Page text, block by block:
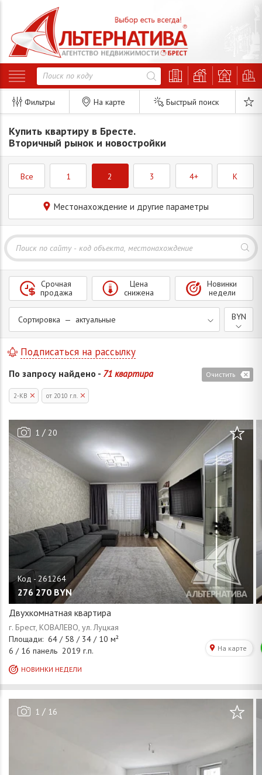
Фильтры На карте Быстрый поиск
Купить квартиру в Бресте.
Вторичный рынок и новостройки
Все 1 2 3 4+ K
Местонахождение и другие параметры
Сортировка — актуальные
Срочная
продажа
Цена
снижена
Новинки
недели
BYN
По запросу найдено - 71 квартира Очистить
Подписаться на рассылку
2-КВ от 2010 г.п.
1 / 20
276 270 BYN
Двухкомнатная квартира
1 / 16